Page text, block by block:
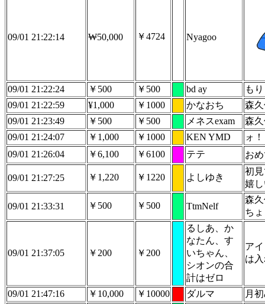
09/01 21:22:14 ₩50,000 ￥4724 Nyagoo
09/01 21:22:24 ￥500 ￥500 bd ay
も
09/01 21:22:59
¥1,000 ￥1000 かなおち
森
09/01 21:23:49
￥500 ￥500 メネスexam
森
09/01 21:24:07
￥1,000 ￥1000 KEN YMD
ォ
09/01 21:26:04
￥6,100 ￥6100 テテ お
09/01 21:27:25 ￥1,220 ￥1220 よしゆき
初
嬉
09/01 21:33:31 ￥500 ￥500 TtmNelf
森
ち
09/01 21:37:05 ￥200 ￥200
るしあ、か
なたん、す
いちゃん、
シオンの合
計はゼロ
ア
は
09/01 21:47:16 ￥10,000 ￥10000 ダルマ
月